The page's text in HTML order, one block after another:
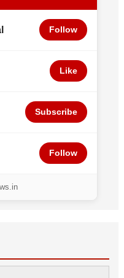
Follow
Like
Subscribe
Follow